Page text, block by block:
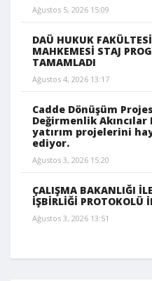
Ağustos 5, 2026 15:09
DAÜ HUKUK
MAHKEMESİ STAJ
TAMAMLADI
Ağustos 4, 2026 13:17
Cadde Dönüşüm
Değirmenlik Akıncılar
yatırım projelerini
ediyor.
Ağustos 3, 2026 15:20
ÇALIŞMA BAKANLIĞI
İŞBİRLİĞİ PROTOKOLÜ
Ağustos 3, 2026 13:51